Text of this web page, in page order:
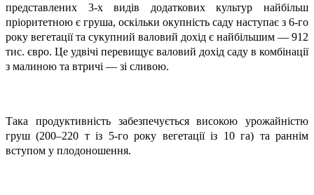
представлених 3-х видів додаткових культур найбільш
пріоритетною є груша, оскільки окупність саду наступає з 6-го
року вегетації та сукупний валовий дохід є найбільшим — 912
тис. євро. Це удвічі перевищує валовий дохід саду в комбінації
з малиною та втричі — зі сливою.
Така продуктивність забезпечується високою урожайністю
груш (200–220 т із 5-го року вегетації із 10 га) та раннім
вступом у плодоношення.